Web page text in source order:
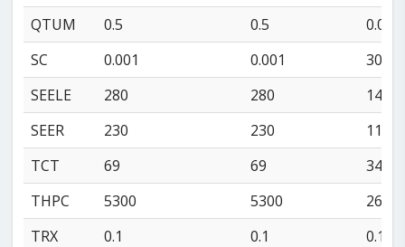
QTUM
0.5 0.5
0.01
SC
0.001 0.001
30
SEELE
280 280
140
SEER
230 230
110
TCT
69 69
34
THPC
5300 5300
2600
TRX
0.1 0.1
0.1